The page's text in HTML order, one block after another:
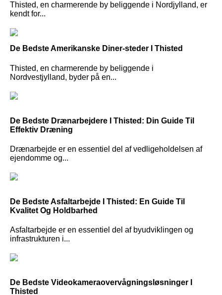
Thisted, en charmerende by beliggende i Nordjylland, er
kendt for...
De Bedste Amerikanske Diner-steder I Thisted
Thisted, en charmerende by beliggende i
Nordvestjylland, byder på en...
De Bedste Drænarbejdere I Thisted: Din Guide Til
Effektiv Dræning
Drænarbejde er en essentiel del af vedligeholdelsen af
ejendomme og...
De Bedste Asfaltarbejde I Thisted: En Guide Til
Kvalitet Og Holdbarhed
Asfaltarbejde er en essentiel del af byudviklingen og
infrastrukturen i...
De Bedste Videokameraovervågningsløsninger I
Thisted